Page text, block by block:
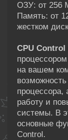
ОЗУ: от 256
Память: от
жестком
CPU Control
на вашем
процессора,
работу и
системы. В
основные
Control.